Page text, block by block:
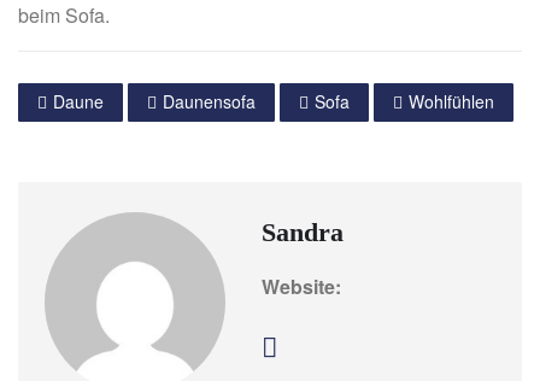
beim Sofa.
Daune Daunensofa Sofa Wohlfühlen
Sandra
Website: